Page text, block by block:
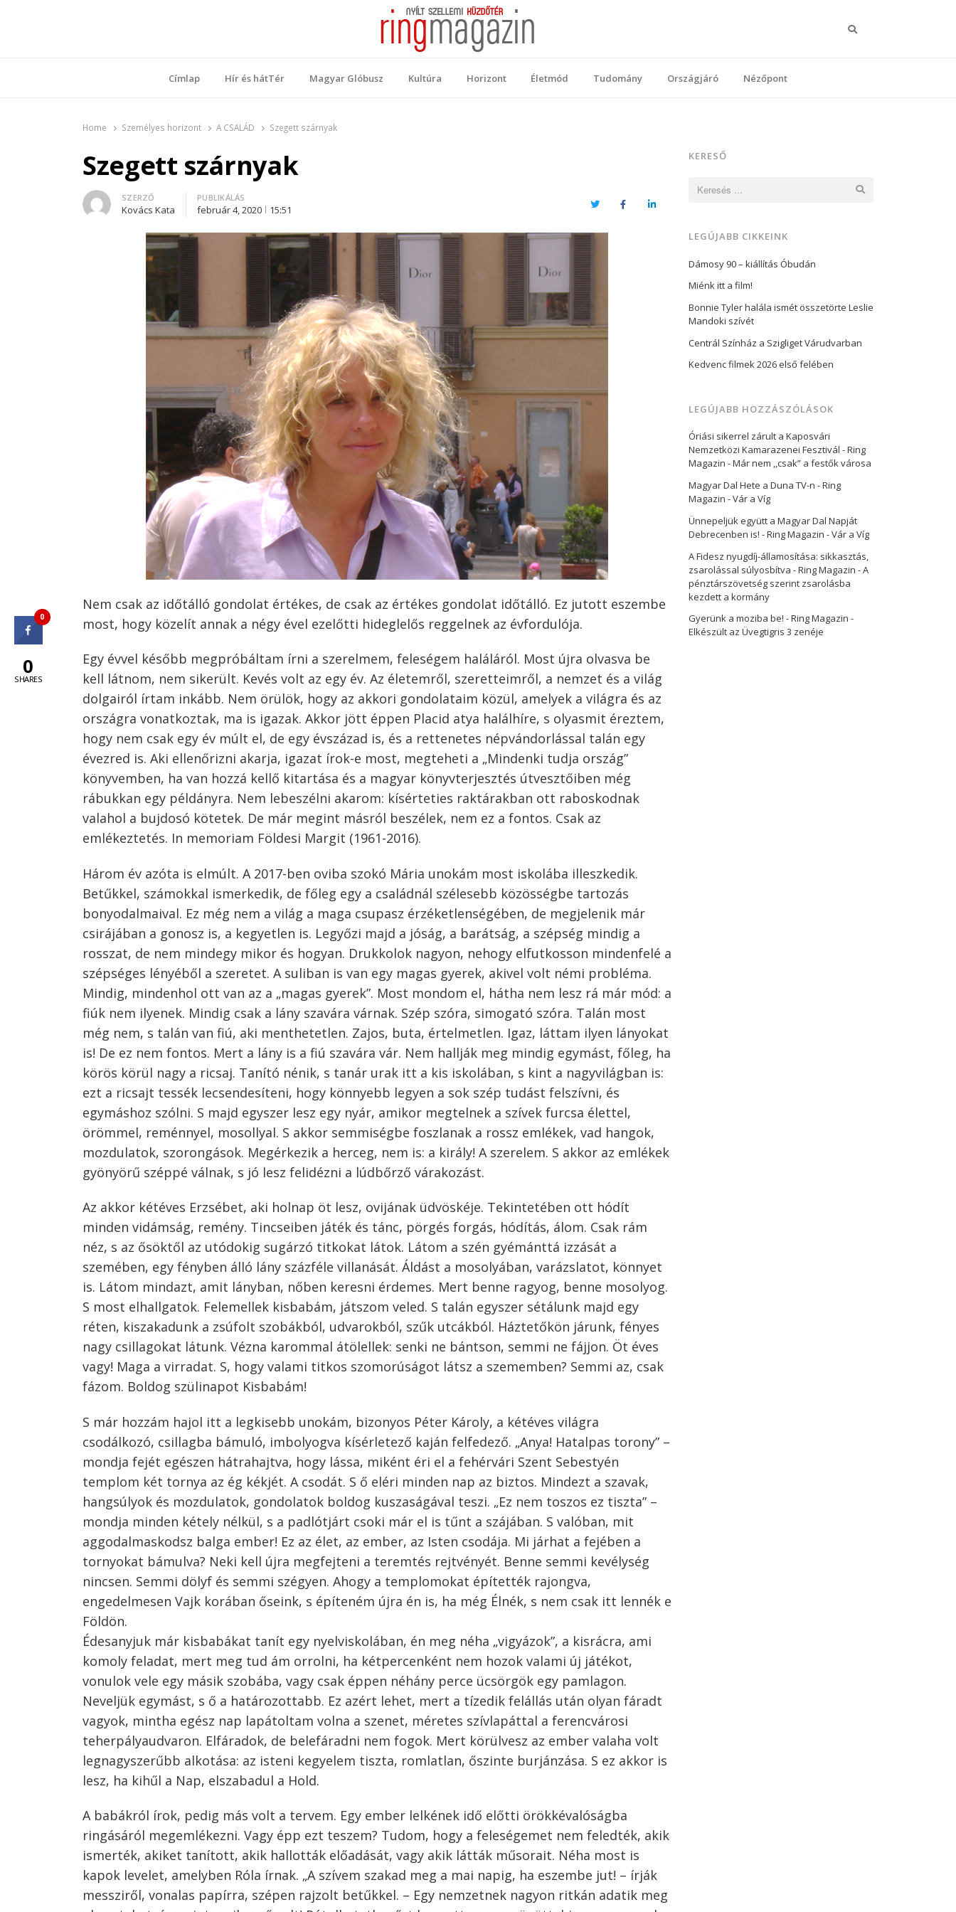
Címlap Hír és hátTér Magyar Glóbusz Kultúra Horizont Életmód Tudomány Országjáró Nézőpont
Home Személyes horizont A CSALÁD Szegett szárnyak
Szegett szárnyak
Author
SZERZŐ
Kovács Kata
PUBLIKÁLÁS
február 4, 2020 15:51 TwitterFacebookLinkedIn
Nem csak az időtálló gondolat értékes, de csak az értékes gondolat időtálló. Ez jutott eszembe
most, hogy közelít annak a négy ével ezelőtti hideglelős reggelnek az évfordulója.
Egy évvel később megpróbáltam írni a szerelmem, feleségem haláláról. Most újra olvasva be
kell látnom, nem sikerült. Kevés volt az egy év. Az életemről, szeretteimről, a nemzet és a világ
dolgairól írtam inkább. Nem örülök, hogy az akkori gondolataim közül, amelyek a világra és az
országra vonatkoztak, ma is igazak. Akkor jött éppen Placid atya halálhíre, s olyasmit éreztem,
hogy nem csak egy év múlt el, de egy évszázad is, és a rettenetes népvándorlással talán egy
évezred is. Aki ellenőrizni akarja, igazat írok-e most, megteheti a „Mindenki tudja ország”
könyvemben, ha van hozzá kellő kitartása és a magyar könyvterjesztés útvesztőiben még
rábukkan egy példányra. Nem lebeszélni akarom: kísérteties raktárakban ott raboskodnak
valahol a bujdosó kötetek. De már megint másról beszélek, nem ez a fontos. Csak az
emlékeztetés. In memoriam Földesi Margit (1961-2016).
Három év azóta is elmúlt. A 2017-ben oviba szokó Mária unokám most iskolába illeszkedik.
Betűkkel, számokkal ismerkedik, de főleg egy a családnál szélesebb közösségbe tartozás
bonyodalmaival. Ez még nem a világ a maga csupasz érzéketlenségében, de megjelenik már
csirájában a gonosz is, a kegyetlen is. Legyőzi majd a jóság, a barátság, a szépség mindig a
rosszat, de nem mindegy mikor és hogyan. Drukkolok nagyon, nehogy elfutkosson mindenfelé a
szépséges lényéből a szeretet. A suliban is van egy magas gyerek, akivel volt némi probléma.
Mindig, mindenhol ott van az a „magas gyerek”. Most mondom el, hátha nem lesz rá már mód: a
fiúk nem ilyenek. Mindig csak a lány szavára várnak. Szép szóra, simogató szóra. Talán most
még nem, s talán van fiú, aki menthetetlen. Zajos, buta, értelmetlen. Igaz, láttam ilyen lányokat
is! De ez nem fontos. Mert a lány is a fiú szavára vár. Nem hallják meg mindig egymást, főleg, ha
körös körül nagy a ricsaj. Tanító nénik, s tanár urak itt a kis iskolában, s kint a nagyvilágban is:
ezt a ricsajt tessék lecsendesíteni, hogy könnyebb legyen a sok szép tudást felszívni, és
egymáshoz szólni. S majd egyszer lesz egy nyár, amikor megtelnek a szívek furcsa élettel,
örömmel, reménnyel, mosollyal. S akkor semmiségbe foszlanak a rossz emlékek, vad hangok,
mozdulatok, szorongások. Megérkezik a herceg, nem is: a király! A szerelem. S akkor az emlékek
gyönyörű széppé válnak, s jó lesz felidézni a lúdbőrző várakozást.
Az akkor kétéves Erzsébet, aki holnap öt lesz, ovijának üdvöskéje. Tekintetében ott hódít
minden vidámság, remény. Tincseiben játék és tánc, pörgés forgás, hódítás, álom. Csak rám
néz, s az ősöktől az utódokig sugárzó titkokat látok. Látom a szén gyémánttá izzását a
szemében, egy fényben álló lány százféle villanását. Áldást a mosolyában, varázslatot, könnyet
is. Látom mindazt, amit lányban, nőben keresni érdemes. Mert benne ragyog, benne mosolyog.
S most elhallgatok. Felemellek kisbabám, játszom veled. S talán egyszer sétálunk majd egy
réten, kiszakadunk a zsúfolt szobákból, udvarokból, szűk utcákból. Háztetőkön járunk, fényes
nagy csillagokat látunk. Vézna karommal átölellek: senki ne bántson, semmi ne fájjon. Öt éves
vagy! Maga a virradat. S, hogy valami titkos szomorúságot látsz a szememben? Semmi az, csak
fázom. Boldog szülinapot Kisbabám!
S már hozzám hajol itt a legkisebb unokám, bizonyos Péter Károly, a kétéves világra
csodálkozó, csillagba bámuló, imbolyogva kísérletező kaján felfedező. „Anya! Hatalpas torony” –
mondja fejét egészen hátrahajtva, hogy lássa, miként éri el a fehérvári Szent Sebestyén
templom két tornya az ég kékjét. A csodát. S ő eléri minden nap az biztos. Mindezt a szavak,
hangsúlyok és mozdulatok, gondolatok boldog kuszaságával teszi. „Ez nem toszos ez tiszta” –
mondja minden kétely nélkül, s a padlótjárt csoki már el is tűnt a szájában. S valóban, mit
aggodalmaskodsz balga ember! Ez az élet, az ember, az Isten csodája. Mi járhat a fejében a
tornyokat bámulva? Neki kell újra megfejteni a teremtés rejtvényét. Benne semmi kevélység
nincsen. Semmi dölyf és semmi szégyen. Ahogy a templomokat építették rajongva,
engedelmesen Vajk korában őseink, s építeném újra én is, ha még Élnék, s nem csak itt lennék e
Földön.
Édesanyjuk már kisbabákat tanít egy nyelviskolában, én meg néha „vigyázok”, a kisrácra, ami
komoly feladat, mert meg tud ám orrolni, ha kétpercenként nem hozok valami új játékot,
vonulok vele egy másik szobába, vagy csak éppen néhány perce ücsörgök egy pamlagon.
Neveljük egymást, s ő a határozottabb. Ez azért lehet, mert a tízedik felállás után olyan fáradt
vagyok, mintha egész nap lapátoltam volna a szenet, méretes szívlapáttal a ferencvárosi
teherpályaudvaron. Elfáradok, de belefáradni nem fogok. Mert körülvesz az ember valaha volt
legnagyszerűbb alkotása: az isteni kegyelem tiszta, romlatlan, őszinte burjánzása. S ez akkor is
lesz, ha kihűl a Nap, elszabadul a Hold.
A babákról írok, pedig más volt a tervem. Egy ember lelkének idő előtti örökkévalóságba
ringásáról megemlékezni. Vagy épp ezt teszem? Tudom, hogy a feleségemet nem feledték, akik
ismerték, akiket tanított, akik hallották előadását, vagy akik látták műsorait. Néha most is
kapok levelet, amelyben Róla írnak. „A szívem szakad meg a mai napig, ha eszembe jut! – írják
messziről, vonalas papírra, szépen rajzolt betűkkel. – Egy nemzetnek nagyon ritkán adatik meg
KERESŐ
LEGÚJABB CIKKEINK
Dámosy 90 – kiállítás Óbudán
Miénk itt a film!
Bonnie Tyler halála ismét összetörte Leslie
Mandoki szívét
Centrál Színház a Szigliget Várudvarban
Kedvenc filmek 2026 első felében
LEGÚJABB HOZZÁSZÓLÁSOK
Óriási sikerrel zárult a Kaposvári
Nemzetközi Kamarazenei Fesztivál - Ring
Magazin -Már nem ,,csak” a festők városa
Magyar Dal Hete a Duna TV-n - Ring
Magazin -Vár a Víg
Ünnepeljük együtt a Magyar Dal Napját
Debrecenben is! - Ring Magazin -Vár a Víg
A Fidesz nyugdíj-államosítása: sikkasztás,
zsarolással súlyosbítva - Ring Magazin -A
pénztárszövetség szerint zsarolásba
kezdett a kormány
Gyerünk a moziba be! - Ring Magazin -
Elkészült az Üvegtigris 3 zenéje
0
0
SHARES